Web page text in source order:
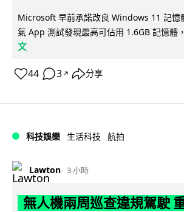
Microsoft 早前承諾改良 Windows 11 記憶
氣 App 測試發現最高可佔用 1.6GB 記憶體
文
44 3 ↗ 分享
科技娛樂 生活科技 航拍
Lawton 3 小時
無人機兩周巡查違規駕駛